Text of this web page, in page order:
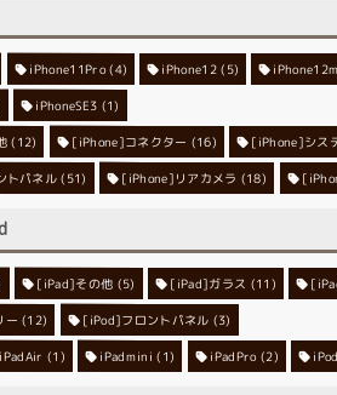
iPhone11Pro(4) iPhone12(5)
iPhoneSE3 (1)
(12) [iPhone]コネクター (16) [iPhone]シス
トパネル (51) [iPhone]リアカメラ (18)
[iPad]その他 (5) [iPad]ガラス (11)
ー (12) [iPod]フロントパネル (3)
iPadAir (1) iPadmini (1) iPadPro(2)